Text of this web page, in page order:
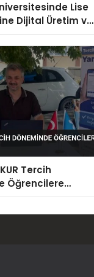
Lise
Dijital Üretim ve
Eğitimi
Tercih
Öğrencilere